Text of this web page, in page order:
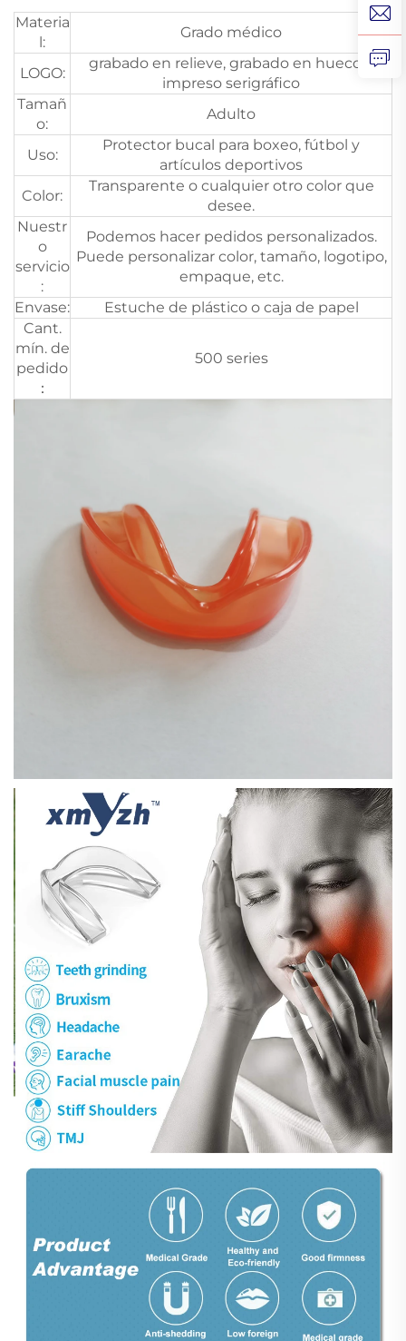
Materia
l:
Grado médico
LOGO:
grabado en relieve, grabado en hueco o
impreso serigráfico
Tamañ
o:
Adulto
Uso:
Protector bucal para boxeo, fútbol y
artículos deportivos
Color:
Transparente o cualquier otro color que
desee.
Nuestr
o
servicio
:
Podemos hacer pedidos personalizados.
Puede personalizar color, tamaño, logotipo,
empaque, etc.
Envase:
Estuche de plástico o caja de papel
Cant.
mín. de
pedido
：
500 series